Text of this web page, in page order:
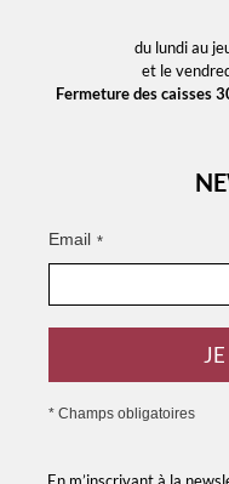
du lundi au
et le
Fermeture des caisses
Email *
* Champs obligatoires
En m’inscrivant à la